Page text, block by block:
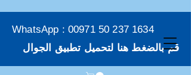
WhatsApp : 00971 50 237 1634
قم بالضغط هنا لتحميل تطبيق الجوال